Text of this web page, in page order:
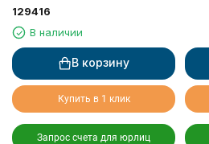
129416
В наличии
В корзину
Купить в 1 клик
Запрос счета для юрлиц